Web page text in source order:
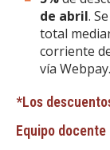
de abril.
total
corriente
vía Webpay.
*Los
Equipo docente